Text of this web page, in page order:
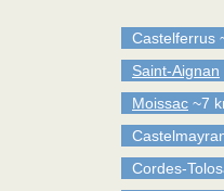
Castelferrus
Saint-Aignan
Moissac ~7
Cordes-